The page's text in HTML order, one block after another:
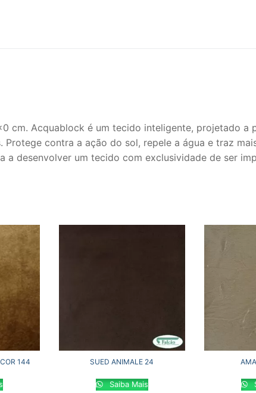
cm. Acquablock é um tecido inteligente, projetado a
contra a ação do sol, repele a água e traz
a desenvolver um tecido com exclusividade de ser
144 SUED ANIMALE 24
Saiba Mais